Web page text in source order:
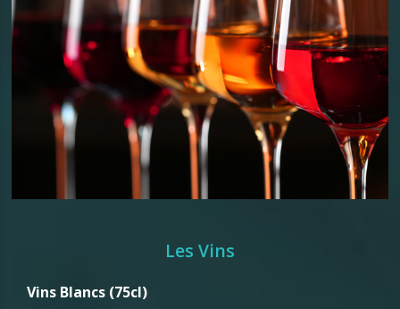
Les Vins
Vins Blancs (75cl)